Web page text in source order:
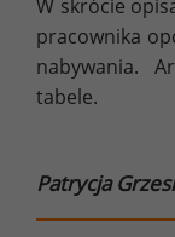
W skrócie
pracownika
nabywania.
tabele.
Patrycja